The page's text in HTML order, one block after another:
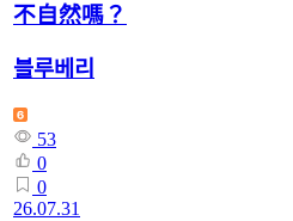
不自然嗎？
블루베리
53
0
0
26.07.31